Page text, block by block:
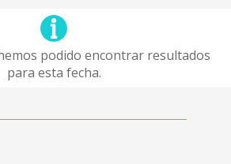
podido encontrar resultados
para esta fecha.